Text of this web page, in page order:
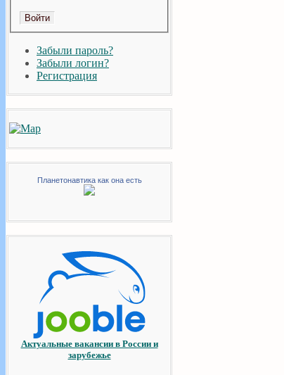
Забыли пароль?
Забыли логин?
Регистрация
Планетонавтика как она есть
Актуальные вакансии в России и
зарубежье